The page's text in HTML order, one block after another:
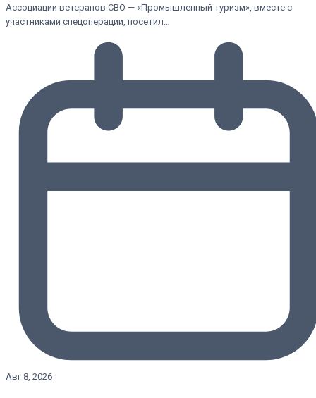
Ассоциации ветеранов СВО — «Промышленный туризм», вместе с
участниками спецоперации, посетил…
Авг 8, 2026